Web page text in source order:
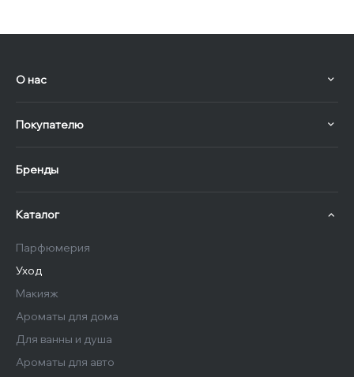
О нас
Покупателю
Бренды
Каталог
Парфюмерия
Уход
Макияж
Ароматы для дома
Для ванны и душа
Ароматы для авто